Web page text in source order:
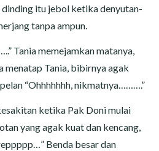
dinding itu jebol ketika denyutan-
tanpa ampun.
Tania memejamkan matanya,
Tania, bibirnya agak
“Ohhhhhhh, nikmatnya……….”
ketika Pak Doni mulai
yang agak kuat dan kencang,
Benda besar dan